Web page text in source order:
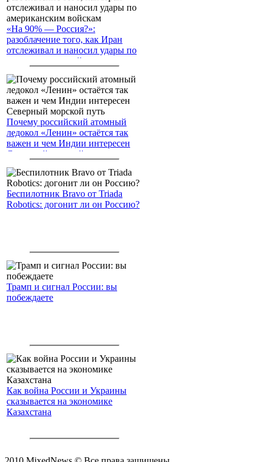
«На 90% — Россия?»:
разоблачение того, как Иран
отслеживал и наносил удары по
американским войскам
Почему российский атомный
ледокол «Ленин» остаётся так
важен и чем Индии интересен
Северный морской путь
Беспилотник Bravo от Triada
Robotics: догонит ли он Россию?
Трамп и сигнал России: вы
побеждаете
Как война России и Украины
сказывается на экономике
Казахстана